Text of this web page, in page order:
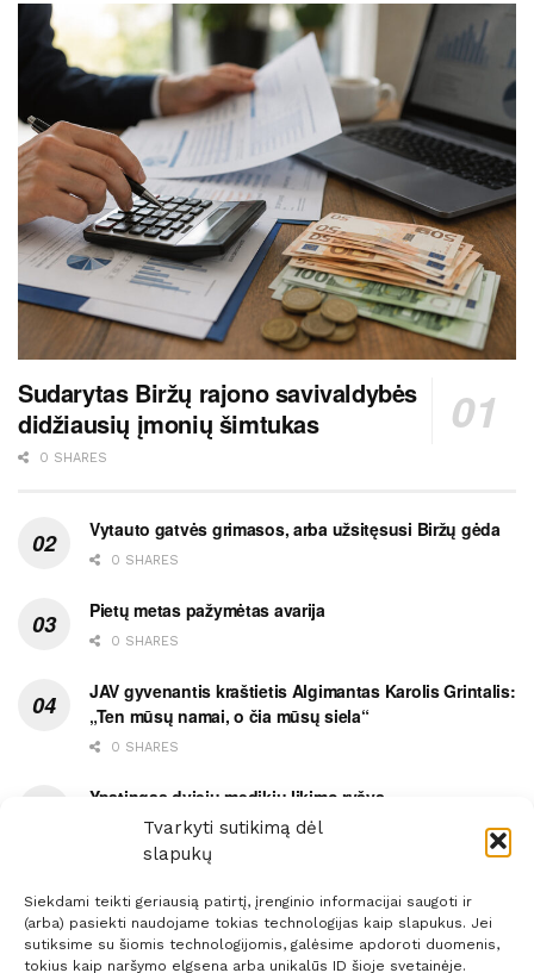
Tvarkyti sutikimą dėl
slapukų
Siekdami teikti geriausią patirtį, įrenginio informacijai saugoti ir
(arba) pasiekti naudojame tokias technologijas kaip slapukus. Jei
sutiksime su šiomis technologijomis, galėsime apdoroti duomenis,
tokius kaip naršymo elgsena arba unikalūs ID šioje svetainėje.
Sudarytas Biržų rajono savivaldybės
didžiausių įmonių šimtukas
0 SHARES
Vytauto gatvės grimasos, arba užsitęsusi Biržų gėda
0 SHARES
Pietų metas pažymėtas avarija
0 SHARES
JAV gyvenantis kraštietis Algimantas Karolis Grintalis:
„Ten mūsų namai, o čia mūsų siela“
0 SHARES
Ypatingas dviejų medikių likimo ryšys
0 SHARES